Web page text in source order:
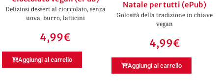
Deliziosi dessert al cioccolato, senza
uova, burro, latticini
4,99€
Aggiungi al carrello
Natale per tutti (ePub)
Golosità della tradizione in chiave
vegan
4,99€
Aggiungi al carrello